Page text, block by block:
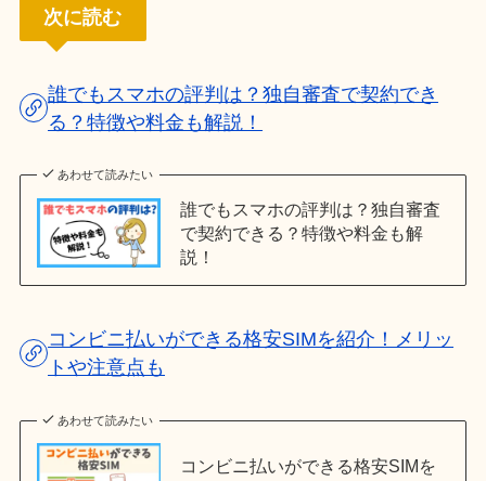
次に読む
誰でもスマホの評判は？独自審査で契約でき
る？特徴や料金も解説！
あわせて読みたい
誰でもスマホの評判は？独自審査
で契約できる？特徴や料金も解
説！
コンビニ払いができる格安SIMを紹介！メリッ
トや注意点も
あわせて読みたい
コンビニ払いができる格安SIMを